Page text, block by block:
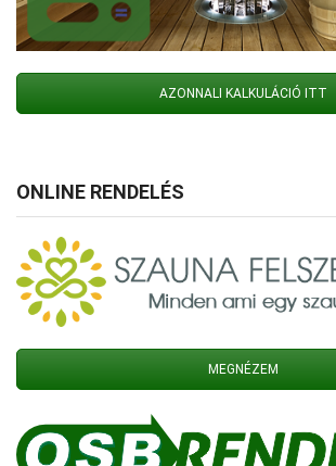
AZONNALI KALKULÁCIÓ ITT
ONLINE RENDELÉS
MEGNÉZEM